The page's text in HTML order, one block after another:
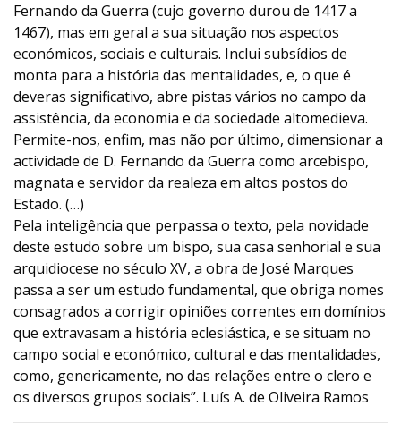
Fernando da Guerra (cujo governo durou de 1417 a
1467), mas em geral a sua situação nos aspectos
económicos, sociais e culturais. Inclui subsídios de
monta para a história das mentalidades, e, o que é
deveras significativo, abre pistas vários no campo da
assistência, da economia e da sociedade altomedieva.
Permite-nos, enfim, mas não por último, dimensionar a
actividade de D. Fernando da Guerra como arcebispo,
magnata e servidor da realeza em altos postos do
Estado. (…)
Pela inteligência que perpassa o texto, pela novidade
deste estudo sobre um bispo, sua casa senhorial e sua
arquidiocese no século XV, a obra de José Marques
passa a ser um estudo fundamental, que obriga nomes
consagrados a corrigir opiniões correntes em domínios
que extravasam a história eclesiástica, e se situam no
campo social e económico, cultural e das mentalidades,
como, genericamente, no das relações entre o clero e
os diversos grupos sociais”. Luís A. de Oliveira Ramos